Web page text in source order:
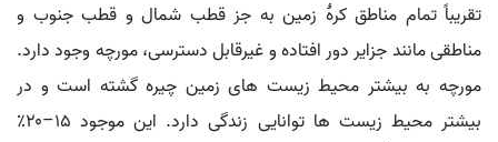
تقریباً تمام مناطق کرهٔ زمین به جز قطب شمال و قطب جنوب و
مناطقی مانند جزایر دور افتاده و غیرقابل دسترسی، مورچه وجود دارد.
مورچه به بیشتر محیط زیست های زمین چیره گشته است و در
بیشتر محیط زیست ها توانایی زندگی دارد. این موجود ۱۵–۲۰٪